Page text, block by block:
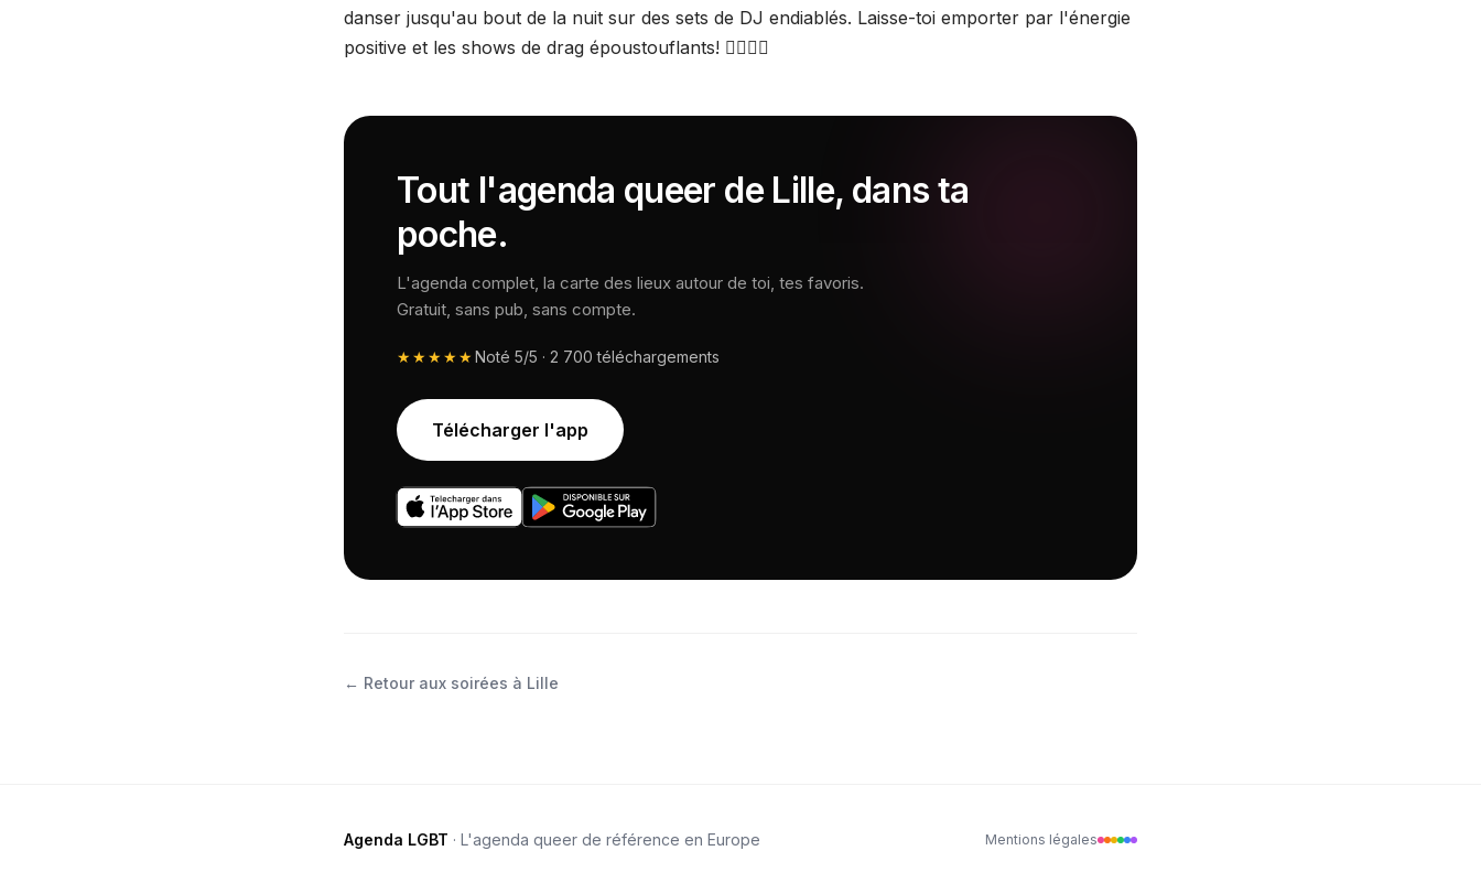
danser jusqu'au bout de la nuit sur des sets de DJ endiablés. Laisse-toi emporter par l'énergie
positive et les shows de drag époustouflants! 🏳️‍🌈🎶💃
Tout l'agenda queer de Lille, dans ta
poche.
L'agenda complet, la carte des lieux autour de toi, tes favoris.
Gratuit, sans pub, sans compte.
★★★★★Noté 5/5 · 2 700 téléchargements
Télécharger l'app
← Retour aux soirées à Lille
Agenda LGBT · L'agenda queer de référence en Europe Mentions légales